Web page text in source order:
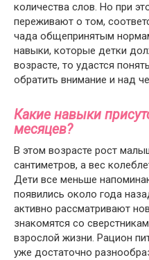
количества слов. Но при
переживают о том,
чада общепринятым
навыки, которые детки
возрасте, то удастся
обратить внимание и над
Какие навыки
месяцев?
В этом возрасте рост
сантиметров, а вес
Дети все меньше
появились около года
активно рассматривают
знакомятся со
взрослой жизни. Рацион
уже достаточно